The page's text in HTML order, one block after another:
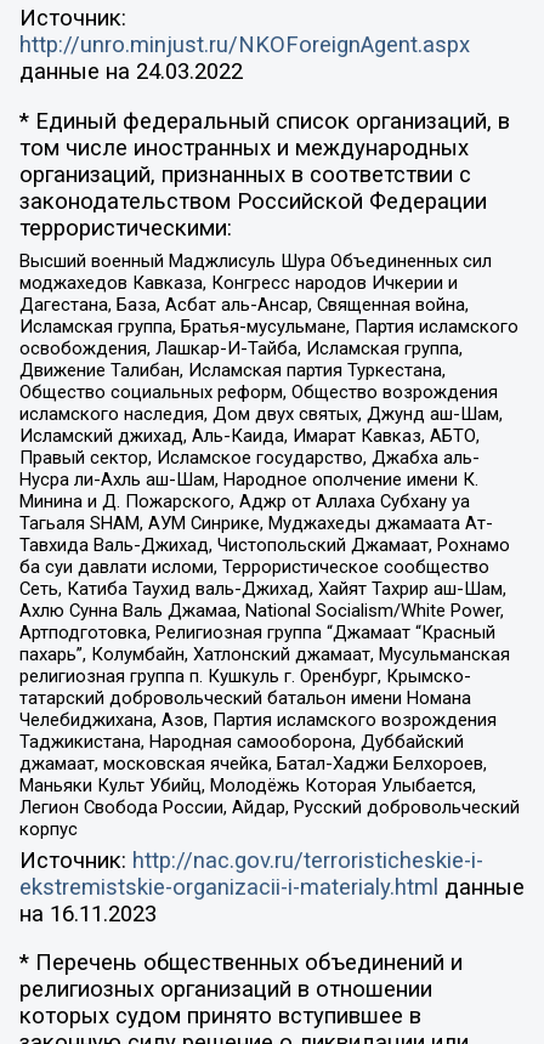
Источник:
http://unro.minjust.ru/NKOForeignAgent.aspx
данные на 24.03.2022
* Единый федеральный список организаций, в
том числе иностранных и международных
организаций, признанных в соответствии с
законодательством Российской Федерации
террористическими:
Высший военный Маджлисуль Шура Объединенных сил
моджахедов Кавказа, Конгресс народов Ичкерии и
Дагестана, База, Асбат аль-Ансар, Священная война,
Исламская группа, Братья-мусульмане, Партия исламского
освобождения, Лашкар-И-Тайба, Исламская группа,
Движение Талибан, Исламская партия Туркестана,
Общество социальных реформ, Общество возрождения
исламского наследия, Дом двух святых, Джунд аш-Шам,
Исламский джихад, Аль-Каида, Имарат Кавказ, АБТО,
Правый сектор, Исламское государство, Джабха аль-
Нусра ли-Ахль аш-Шам, Народное ополчение имени К.
Минина и Д. Пожарского, Аджр от Аллаха Субхану уа
Тагьаля SHAM, АУМ Синрике, Муджахеды джамаата Ат-
Тавхида Валь-Джихад, Чистопольский Джамаат, Рохнамо
ба суи давлати исломи, Террористическое сообщество
Сеть, Катиба Таухид валь-Джихад, Хайят Тахрир аш-Шам,
Ахлю Сунна Валь Джамаа, National Socialism/White Power,
Артподготовка, Религиозная группа “Джамаат “Красный
пахарь”, Колумбайн, Хатлонский джамаат, Мусульманская
религиозная группа п. Кушкуль г. Оренбург, Крымско-
татарский добровольческий батальон имени Номана
Челебиджихана, Азов, Партия исламского возрождения
Таджикистана, Народная самооборона, Дуббайский
джамаат, московская ячейка, Батал-Хаджи Белхороев,
Маньяки Культ Убийц, Молодёжь Которая Улыбается,
Легион Свобода России, Айдар, Русский добровольческий
корпус
Источник: http://nac.gov.ru/terroristicheskie-i-
ekstremistskie-organizacii-i-materialy.html данные
на 16.11.2023
* Перечень общественных объединений и
религиозных организаций в отношении
которых судом принято вступившее в